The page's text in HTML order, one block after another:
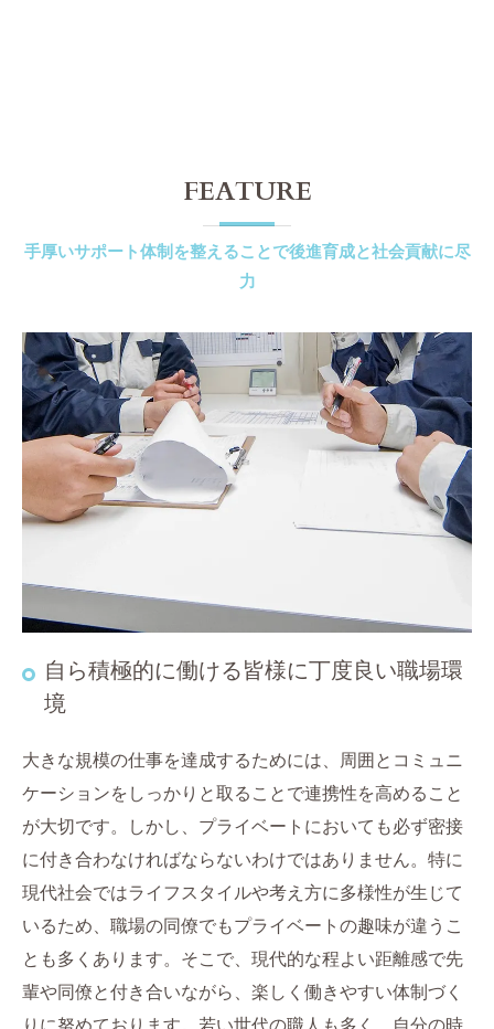
手厚いサポート体制を整えることで後進育成と社会貢献に尽
力
FEATURE
自ら積極的に働ける皆様に丁度良い職場環
境
大きな規模の仕事を達成するためには、周囲とコミュニ
ケーションをしっかりと取ることで連携性を高めること
が大切です。しかし、プライベートにおいても必ず密接
に付き合わなければならないわけではありません。特に
現代社会ではライフスタイルや考え方に多様性が生じて
いるため、職場の同僚でもプライベートの趣味が違うこ
とも多くあります。そこで、現代的な程よい距離感で先
輩や同僚と付き合いながら、楽しく働きやすい体制づく
りに努めております。若い世代の職人も多く、自分の時